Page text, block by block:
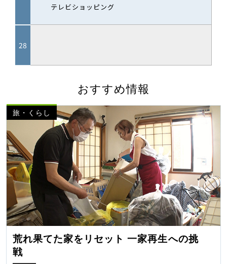
おすすめ情報
旅・くらし
荒れ果てた家をリセット 一家再生への挑
戦